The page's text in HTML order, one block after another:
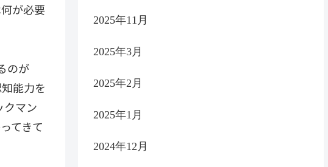
が必要
のが
能力を
クマン
てきて
2025年11月
2025年3月
2025年2月
2025年1月
2024年12月